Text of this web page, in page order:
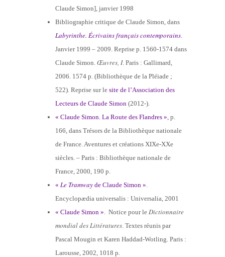
Claude Simon], janvier 1998
Bibliographie critique de Claude Simon, dans
Labyrinthe. Écrivains français contemporains
Janvier 1999 – 2009. Reprise p. 1560-1574 dans
Claude Simon.Œuvres, I. Paris : Gallimard,
2006. 1574 p. (Bibliothèque de la Pléiade ;
522). Reprise sur lesite de l’Association des
Lecteurs de Claude Simon (2012-).
« Claude Simon. La Route des Flandres » , p.
166, dans Trésors de la Bibliothèque nationale
de France. Aventures et créations XIXe-XXe
siècles. – Paris : Bibliothèque nationale de
France, 2000, 190 p.
« Le Tramway de Claude Simon »
Encyclopædia universalis : Universalia, 2001
« Claude Simon » . Notice pour le Dictionnaire
mondial des Littératures . Textes réunis par
Pascal Mougin et Karen Haddad-Wotling. Paris :
Larousse, 2002, 1018 p.